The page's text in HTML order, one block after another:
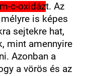
c-oxidázt. Az
is képes
sejtekre hat,
mint amennyire
Azonban a
a vörös és az